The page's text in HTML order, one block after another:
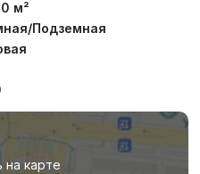
м²
Подземная
карте